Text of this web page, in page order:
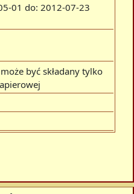
01 do: 2012-07-23
być składany tylko